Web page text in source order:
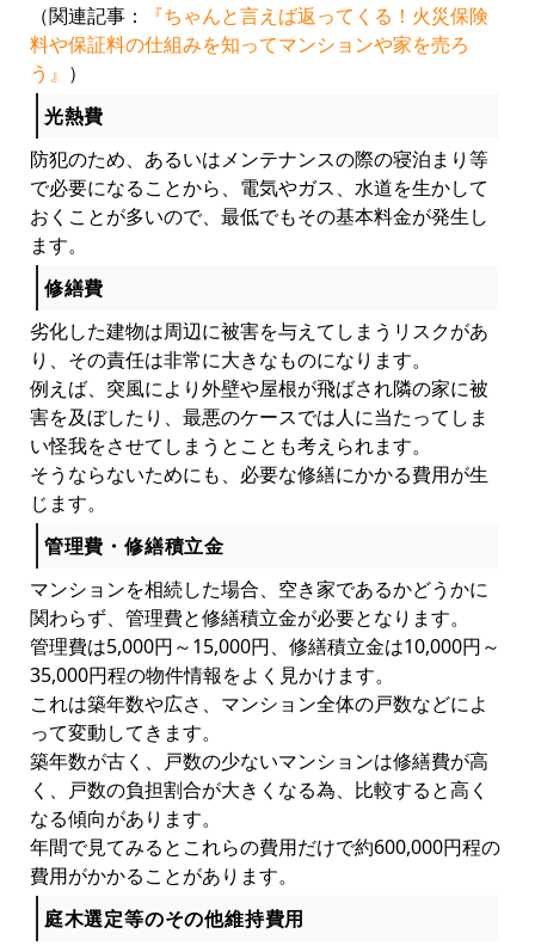
（関連記事：
『ちゃんと言えば返ってくる！火災保険
料や保証料の仕組みを知ってマンションや家を売ろ
う』 ）
光熱費
防犯のため、あるいはメンテナンスの際の寝泊まり等
で必要になることから、電気やガス、水道を生かして
おくことが多いので、最低でもその基本料金が発生し
ます。
修繕費
劣化した建物は周辺に被害を与えてしまうリスクがあ
り、その責任は非常に大きなものになります。
例えば、突風により外壁や屋根が飛ばされ隣の家に被
害を及ぼしたり、最悪のケースでは人に当たってしま
い怪我をさせてしまうとことも考えられます。
そうならないためにも、必要な修繕にかかる費用が生
じます。
管理費・修繕積立金
マンションを相続した場合、空き家であるかどうかに
関わらず、管理費と修繕積立金が必要となります。
管理費は5,000円～15,000円、修繕積立金は10,000円～
35,000円程の物件情報をよく見かけます。
これは築年数や広さ、マンション全体の戸数などによ
って変動してきます。
築年数が古く、戸数の少ないマンションは修繕費が高
く、戸数の負担割合が大きくなる為、比較すると高く
なる傾向があります。
年間で見てみるとこれらの費用だけで約600,000円程の
費用がかかることがあります。
庭木選定等のその他維持費用